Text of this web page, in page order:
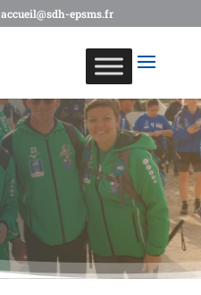
accueil@sdh-epsms.fr